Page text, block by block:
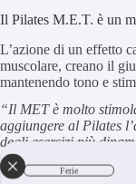
Ferie
Il Pilates M.E.T. è un
L’azione di un effetto
muscolare, creano il
mantenendo tono e
“Il MET è molto
aggiungere al Pilates
degli esercizi più
piace perché genera
stancarci in maniera